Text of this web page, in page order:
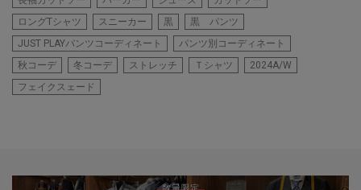
ロングTシャツ
スニーカー 黒
黒 パンツ
JUST PLAYパンツコーディネート
パンツ別コーディネート
秋コーデ
冬コーデ ストレッチ Ｔシャツ
2024A/W
フェイクスェード